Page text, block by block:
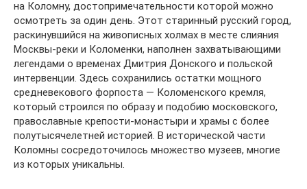
на Коломну, достопримечательности которой можно
осмотреть за один день. Этот старинный русский город,
раскинувшийся на живописных холмах в месте слияния
Москвы-реки и Коломенки, наполнен захватывающими
легендами о временах Дмитрия Донского и польской
интервенции. Здесь сохранились остатки мощного
средневекового форпоста — Коломенского кремля,
который строился по образу и подобию московского,
православные крепости-монастыри и храмы с более
полутысячелетней историей. В исторической части
Коломны сосредоточилось множество музеев, многие
из которых уникальны.